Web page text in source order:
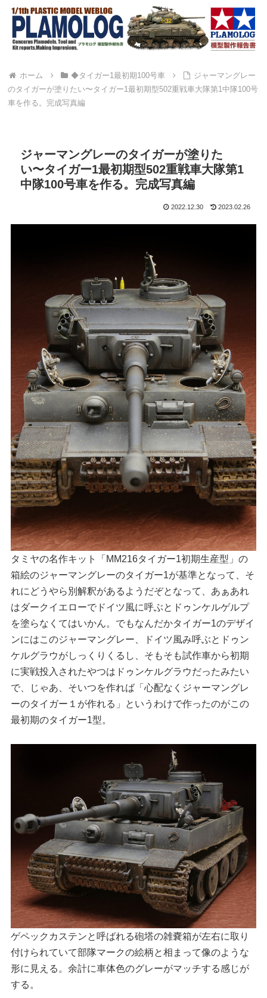
ホーム ◆タイガー1最初期100号車
ジャーマングレー
のタイガーが塗りたい〜タイガー1最初期型502重戦車大隊第1中隊100号
車を作る。完成写真編
ジャーマングレーのタイガーが塗りた
い〜タイガー1最初期型502重戦車大隊第1
中隊100号車を作る。完成写真編
2022.12.30 2023.02.26
タミヤの名作キット「MM216タイガー1初期生産型」の
箱絵のジャーマングレーのタイガー1が基準となって、そ
れにどうやら別解釈があるようだぞとなって、あぁあれ
はダークイエローでドイツ風に呼ぶとドゥンケルゲルプ
を塗らなくてはいかん。でもなんだかタイガー1のデザイ
ンにはこのジャーマングレー、ドイツ風み呼ぶとドゥン
ケルグラウがしっくりくるし、そもそも試作車から初期
に実戦投入されたやつはドゥンケルグラウだったみたい
で、じゃあ、そいつを作れば「心配なくジャーマングレ
ーのタイガー１が作れる」というわけで作ったのがこの
最初期のタイガー1型。
ゲペックカステンと呼ばれる砲塔の雑嚢箱が左右に取り
付けられていて部隊マークの絵柄と相まって像のような
形に見える。余計に車体色のグレーがマッチする感じが
する。